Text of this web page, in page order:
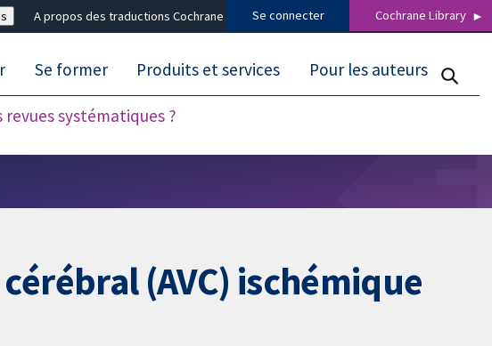
A propos des traductions Cochrane Se connecter Cochrane Library
revues systématiques ?
Se former Produits et services Pour les auteurs
(AVC) ischémique